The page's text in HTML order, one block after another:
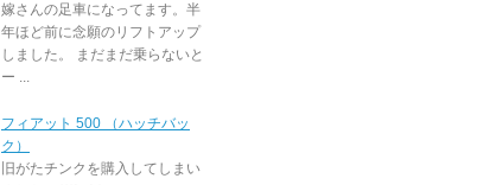
嫁さんの足車になってます。半
年ほど前に念願のリフトアップ
しました。 まだまだ乗らないと
ー ...
フィアット 500 （ハッチバッ
ク）
旧がたチンクを購入してしまい